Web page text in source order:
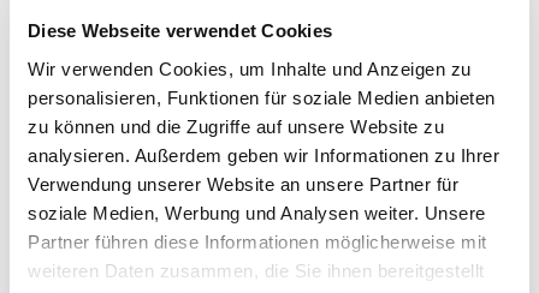
Diese Webseite verwendet Cookies
Wir verwenden Cookies, um Inhalte und Anzeigen zu
personalisieren, Funktionen für soziale Medien anbieten
zu können und die Zugriffe auf unsere Website zu
analysieren. Außerdem geben wir Informationen zu Ihrer
Verwendung unserer Website an unsere Partner für
soziale Medien, Werbung und Analysen weiter. Unsere
Partner führen diese Informationen möglicherweise mit
weiteren Daten zusammen, die Sie ihnen bereitgestellt